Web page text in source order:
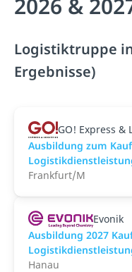
2026 &
Logistiktruppe
Ergebnisse)
GO! Express &
Ausbildung zum
Frankfurt/M
Evonik
Ausbildung 2027
Hanau